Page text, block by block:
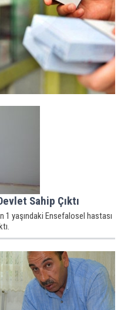
Sahip Çıktı
1 yaşındaki Ensefalosel hastası